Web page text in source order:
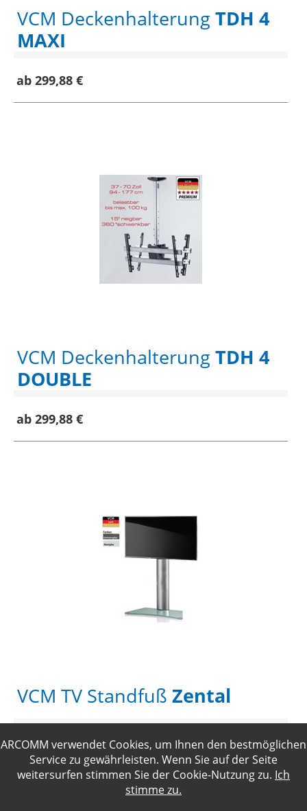
ARCOMM verwendet Cookies, um Ihnen den bestmöglichen
Service zu gewährleisten. Wenn Sie auf der Seite
weitersurfen stimmen Sie der Cookie-Nutzungzu. Ich
stimme zu.
VCM DeckenhalterungTDH 4
MAXI
ab 299,88 €
VCM DeckenhalterungTDH 4
DOUBLE
ab 299,88 €
VCM TV Standfuß Zental
ab 320,11 €